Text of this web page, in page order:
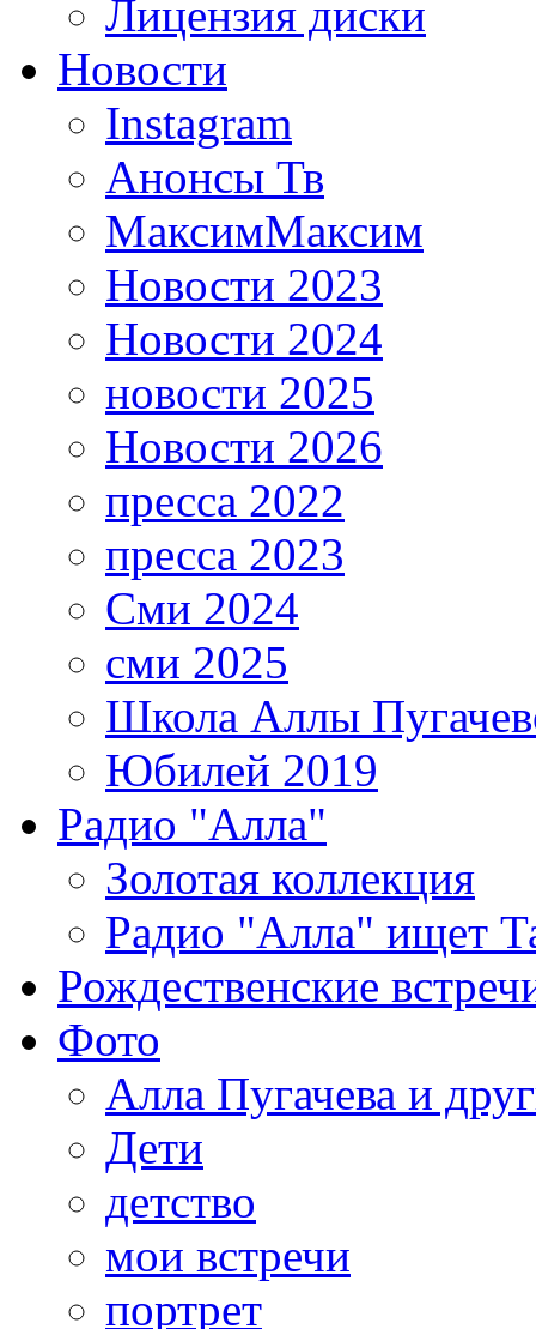
Лицензия диски
Новости
Instagram
Анонсы Тв
МаксимМаксим
Новости 2023
Новости 2024
новости 2025
Новости 2026
пресса 2022
пресса 2023
Сми 2024
сми 2025
Школа Аллы
Юбилей 2019
Радио "Алла"
Золотая коллекция
Радио "Алла" ищет
Рождественские
Фото
Алла Пугачева и
Дети
детство
мои встречи
портрет